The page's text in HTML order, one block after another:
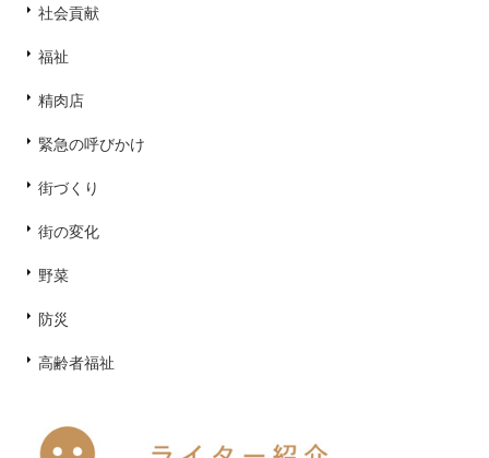
社会貢献
福祉
精肉店
緊急の呼びかけ
街づくり
街の変化
野菜
防災
高齢者福祉